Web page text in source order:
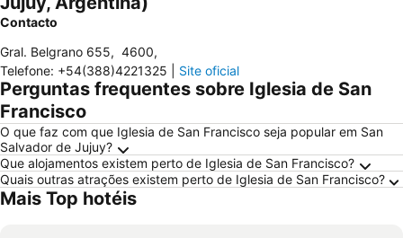
Contacto
Gral. Belgrano 655, 4600,
Telefone: +54(388)4221325 Site oficial
Perguntas frequentes sobre Iglesia de San
Francisco
O que faz com que Iglesia de San Francisco seja popular em San
Salvador de Jujuy?
Que alojamentos existem perto de Iglesia de San Francisco?
Quais outras atrações existem perto de Iglesia de San Francisco?
Mais Top hotéis